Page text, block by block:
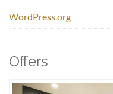
WordPress.org
Offers